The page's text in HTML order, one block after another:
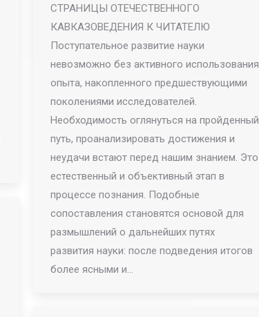
СТРАНИЦЫ ОТЕЧЕСТВЕННОГО
КАВКАЗОВЕДЕНИЯ К ЧИТАТЕЛЮ
Поступательное развитие науки
невозможно без активного использования
опыта, накопленного предшествующими
поколениями исследователей.
Необходимость оглянуться на пройденный
путь, проанализировать достижения и
неудачи встают перед нашим знанием. Это
естественный и объективный этап в
процессе познания. Подобные
сопоставления становятся основой для
размышлений о дальнейших путях
развития науки: после подведения итогов
более ясными и…